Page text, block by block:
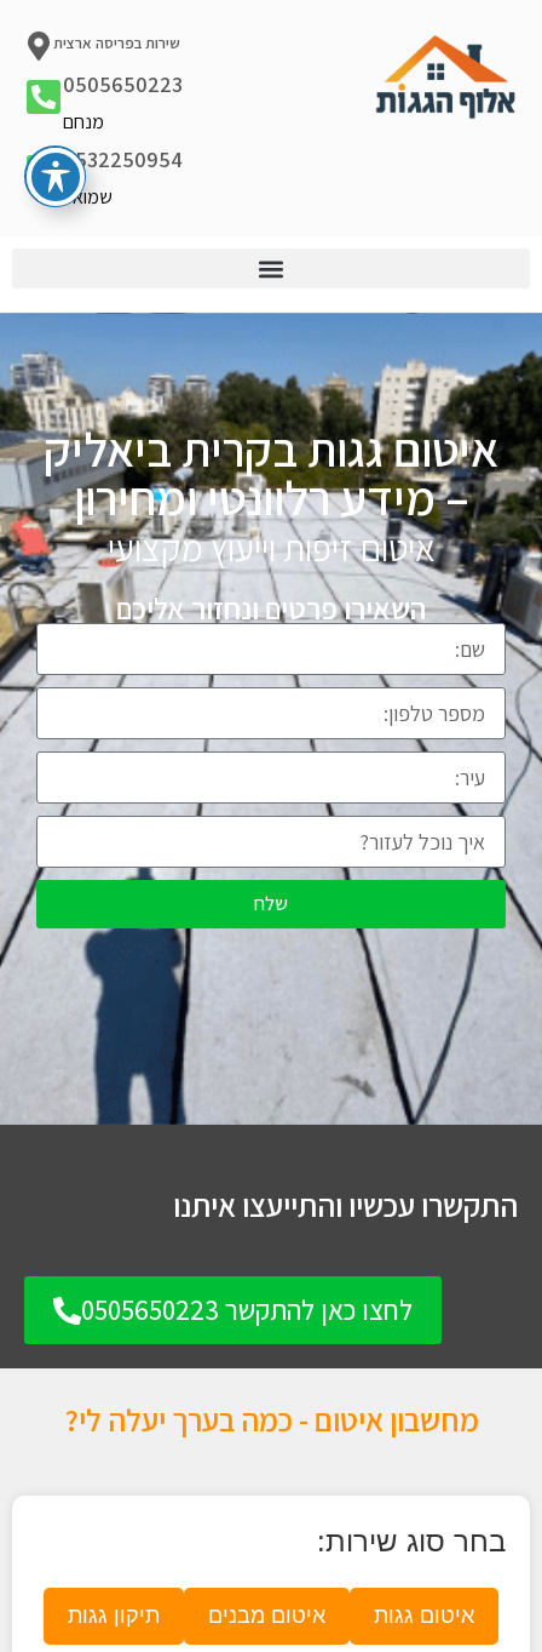
שירות בפריסה ארצית
0505650223
מנחם
0532250954
שמואל
איטום גגות בקרית ביאליק
– מידע רלוונטי ומחירון
איטום זיפות וייעוץ מקצועי
השאירו פרטים ונחזור אליכם
שלח
התקשרו עכשיו והתייעצו איתנו
לחצו כאן להתקשר 0505650223
מחשבון איטום - כמה בערך יעלה לי?
בחר סוג שירות:
איטום גגות איטום מבנים תיקון גגות